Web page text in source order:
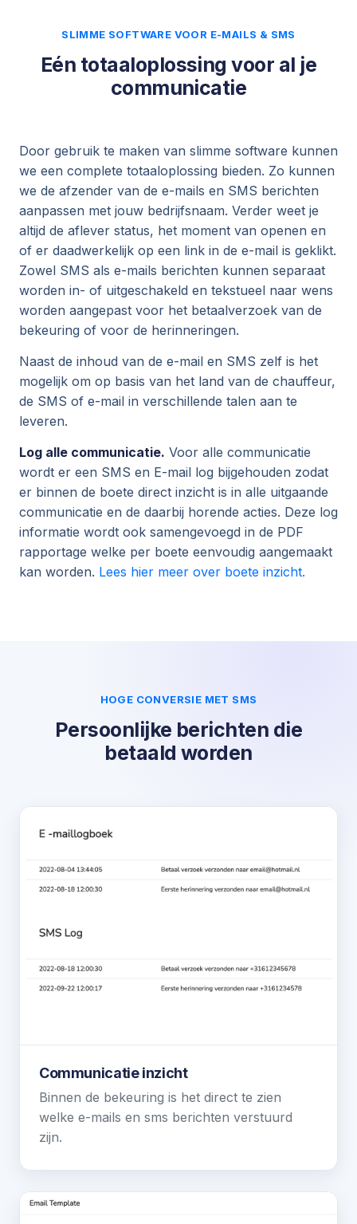
SLIMME SOFTWARE VOOR E-MAILS & SMS
Eén totaaloplossing voor al je
communicatie
Door gebruik te maken van slimme software kunnen
we een complete totaaloplossing bieden. Zo kunnen
we de afzender van de e-mails en SMS berichten
aanpassen met jouw bedrijfsnaam. Verder weet je
altijd de aflever status, het moment van openen en
of er daadwerkelijk op een link in de e-mail is geklikt.
Zowel SMS als e-mails berichten kunnen separaat
worden in- of uitgeschakeld en tekstueel naar wens
worden aangepast voor het betaalverzoek van de
bekeuring of voor de herinneringen.
Naast de inhoud van de e-mail en SMS zelf is het
mogelijk om op basis van het land van de chauffeur,
de SMS of e-mail in verschillende talen aan te
leveren.
Log alle communicatie. Voor alle communicatie
wordt er een SMS en E-mail log bijgehouden zodat
er binnen de boete direct inzicht is in alle uitgaande
communicatie en de daarbij horende acties. Deze log
informatie wordt ook samengevoegd in de PDF
rapportage welke per boete eenvoudig aangemaakt
kan worden. Lees hier meer over boete inzicht.
HOGE CONVERSIE MET SMS
Persoonlijke berichten die
betaald worden
Communicatie inzicht
Binnen de bekeuring is het direct te zien
welke e-mails en sms berichten verstuurd
zijn.